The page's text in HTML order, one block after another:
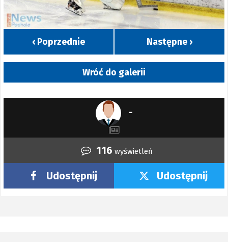
‹ Poprzednie Następne ›
Wróć do galerii
-
116 wyświetleń
Udostępnij Udostępnij